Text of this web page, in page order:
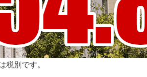
税別です。